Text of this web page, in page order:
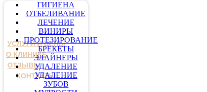
УСЛУГИ И ЦЕНЫ
О КЛИНИКЕ
ОТЗЫВЫ
КОНТАКТЫ
ГИГИЕНА
ОТБЕЛИВАНИЕ
ЛЕЧЕНИЕ
ВИНИРЫ
ПРОТЕЗИРОВАНИЕ
БРЕКЕТЫ
ЭЛАЙНЕРЫ
УДАЛЕНИЕ
УДАЛЕНИЕ
ЗУБОВ